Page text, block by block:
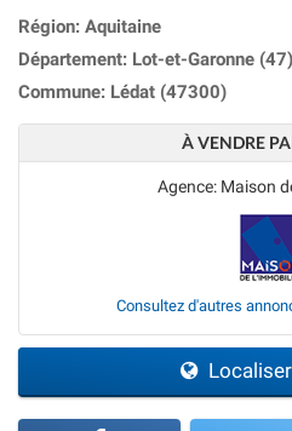
Région: Aquitaine
Département: Lot-et-Garonne (47)
Commune: Lédat (47300)
À VENDRE
Agence: Maison
Consultez d'autres